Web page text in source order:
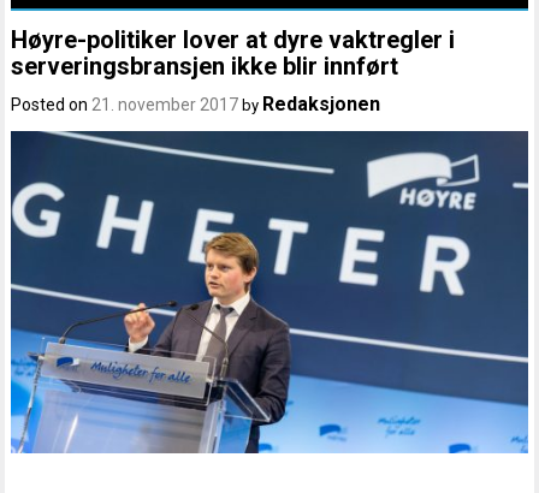
Høyre-politiker lover at dyre vaktregler i
serveringsbransjen ikke blir innført
Posted on21. november 2017 by Redaksjonen